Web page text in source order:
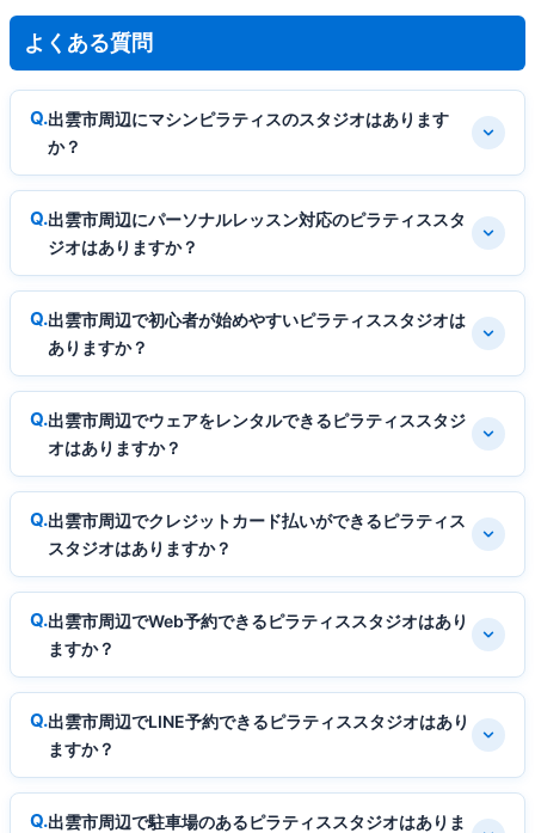
よくある質問
出雲市周辺にマシンピラティスのスタジオはあります
か？
出雲市周辺にパーソナルレッスン対応のピラティススタ
ジオはありますか？
出雲市周辺で初心者が始めやすいピラティススタジオは
ありますか？
出雲市周辺でウェアをレンタルできるピラティススタジ
オはありますか？
出雲市周辺でクレジットカード払いができるピラティス
スタジオはありますか？
出雲市周辺でWeb予約できるピラティススタジオはあり
ますか？
出雲市周辺でLINE予約できるピラティススタジオはあり
ますか？
出雲市周辺で駐車場のあるピラティススタジオはありま